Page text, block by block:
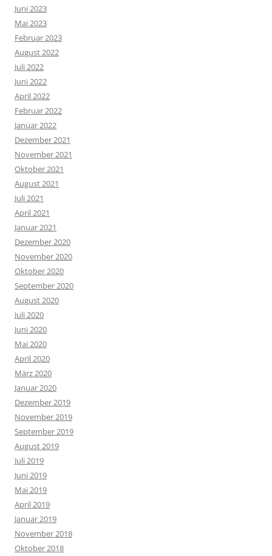
Juni 2023
Mai 2023
Februar 2023
August 2022
Juli 2022
Juni 2022
April 2022
Februar 2022
Januar 2022
Dezember 2021
November 2021
Oktober 2021
August 2021
Juli 2021
April 2021
Januar 2021
Dezember 2020
November 2020
Oktober 2020
September 2020
August 2020
Juli 2020
Juni 2020
Mai 2020
April 2020
März 2020
Januar 2020
Dezember 2019
November 2019
September 2019
August 2019
Juli 2019
Juni 2019
Mai 2019
April 2019
Januar 2019
November 2018
Oktober 2018